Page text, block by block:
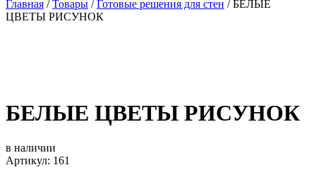
Главная /Товары /Готовые решения для стен /БЕЛЫЕ
ЦВЕТЫ РИСУНОК
БЕЛЫЕ ЦВЕТЫ РИСУНОК
в наличии
Артикул: 161